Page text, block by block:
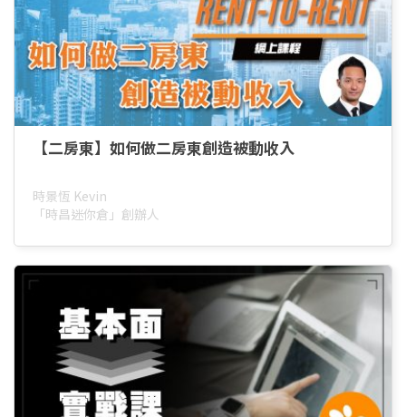
【二房東】如何做二房東創造被動收入
時景恆 Kevin
「時昌迷你倉」創辦人